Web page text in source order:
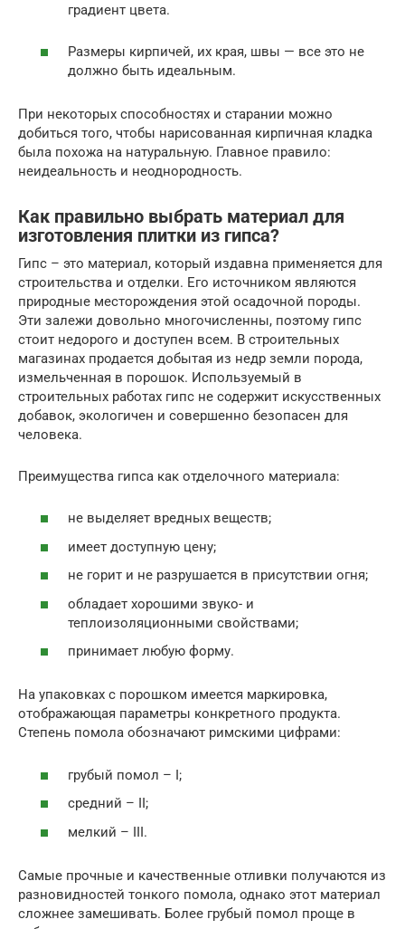
градиент цвета.
Размеры кирпичей, их края, швы — все это не
должно быть идеальным.
При некоторых способностях и старании можно
добиться того, чтобы нарисованная кирпичная кладка
была похожа на натуральную. Главное правило:
неидеальность и неоднородность.
Как правильно выбрать материал для
изготовления плитки из гипса?
Гипс – это материал, который издавна применяется для
строительства и отделки. Его источником являются
природные месторождения этой осадочной породы.
Эти залежи довольно многочисленны, поэтому гипс
стоит недорого и доступен всем. В строительных
магазинах продается добытая из недр земли порода,
измельченная в порошок. Используемый в
строительных работах гипс не содержит искусственных
добавок, экологичен и совершенно безопасен для
человека.
Преимущества гипса как отделочного материала:
не выделяет вредных веществ;
имеет доступную цену;
не горит и не разрушается в присутствии огня;
обладает хорошими звуко- и
теплоизоляционными свойствами;
принимает любую форму.
На упаковках с порошком имеется маркировка,
отображающая параметры конкретного продукта.
Степень помола обозначают римскими цифрами:
грубый помол – I;
средний – II;
мелкий – III.
Самые прочные и качественные отливки получаются из
разновидностей тонкого помола, однако этот материал
сложнее замешивать. Более грубый помол проще в